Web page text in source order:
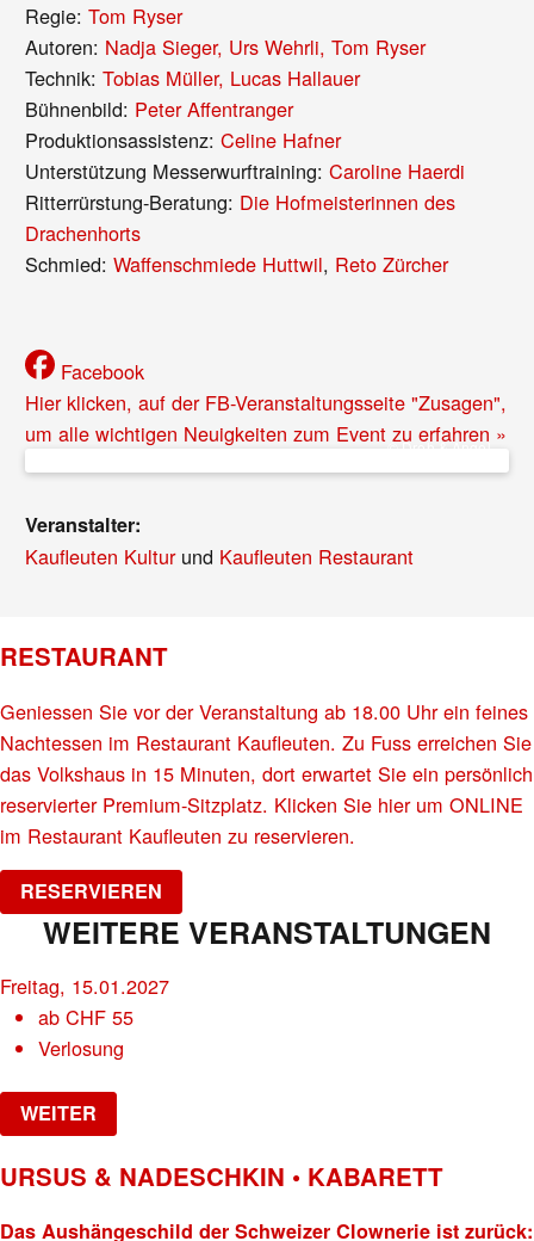
Regie:Tom Ryser
Autoren: Nadja Sieger, Urs Wehrli, Tom Ryser
Technik:Tobias Müller, Lucas Hallauer
Bühnenbild: Peter Affentranger
Produktionsassistenz:Celine Hafner
Unterstützung Messerwurftraining:Caroline Haerdi
Ritterrürstung-Beratung: Die Hofmeisterinnen des
Drachenhorts
Schmied:Waffenschmiede Huttwil, Reto Zürcher
Facebook
Hier klicken, auf der FB-Veranstaltungsseite "Zusagen",
um alle wichtigen Neuigkeiten zum Event zu erfahren »
© Dreh & Angel
Veranstalter:
Kaufleuten Kulturund Kaufleuten Restaurant
RESTAURANT
Geniessen Sie vor der Veranstaltung ab 18.00 Uhr ein feines
Nachtessen im Restaurant Kaufleuten. Zu Fuss erreichen Sie
das Volkshaus in 15 Minuten, dort erwartet Sie ein persönlich
reservierter Premium-Sitzplatz. Klicken Sie hier um ONLINE
im Restaurant Kaufleuten zu reservieren.
RESERVIEREN
WEITERE VERANSTALTUNGEN
Freitag, 15.01.2027
abCHF 55
Verlosung
WEITER
URSUS & NADESCHKIN • KABARETT
Das Aushängeschild der Schweizer Clownerie ist zurück: